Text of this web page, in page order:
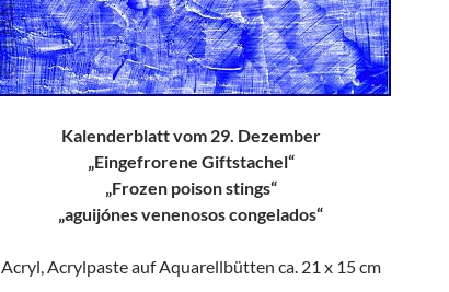
Kalenderblatt vom 29. Dezember
„Eingefrorene Giftstachel“
„Frozen poison stings“
„aguijónes venenosos congelados“
Acryl, Acrylpaste auf Aquarellbütten ca. 21 x 15 cm